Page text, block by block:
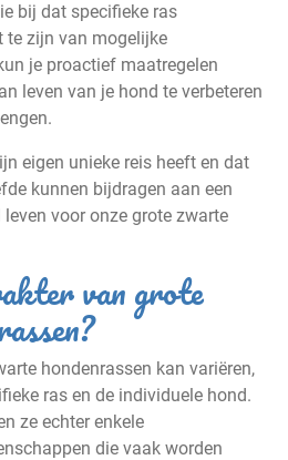
bij dat specifieke ras
te zijn van mogelijke
je proactief maatregelen
leven van je hond te verbeteren
eigen unieke reis heeft en dat
kunnen bijdragen aan een
voor onze grote zwarte
van grote
hondenrassen kan variëren,
ras en de individuele hond.
ze echter enkele
die vaak worden